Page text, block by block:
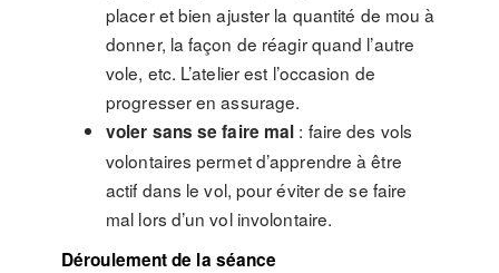
placer et bien ajuster la quantité de mou à
donner, la façon de réagir quand l’autre
vole, etc. L’atelier est l’occasion de
progresser en assurage.
voler sans se faire mal : faire des vols
volontaires permet d’apprendre à être
actif dans le vol, pour éviter de se faire
mal lors d’un vol involontaire.
Déroulement de la séance